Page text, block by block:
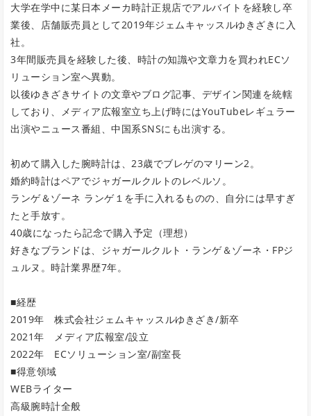
大学在学中に某日本メーカ時計正規店でアルバイトを経験し卒
業後、店舗販売員として2019年ジェムキャッスルゆきざきに入
社。
3年間販売員を経験した後、時計の知識や文章力を買われECソ
リューション室へ異動。
以後ゆきざきサイトの文章やブログ記事、デザイン関連を統轄
しており、メディア広報室立ち上げ時にはYouTubeレギュラー
出演やニュース番組、中国系SNSにも出演する。
初めて購入した腕時計は、23歳でブレゲのマリーン2。
婚約時計はペアでジャガールクルトのレベルソ。
ランゲ＆ゾーネ ランゲ１を手に入れるものの、自分には早すぎ
たと手放す。
40歳になったら記念で購入予定（理想）
好きなブランドは、ジャガールクルト・ランゲ＆ゾーネ・FPジ
ュルヌ。時計業界歴7年。
■経歴
2019年 株式会社ジェムキャッスルゆきざき/新卒
2021年 メディア広報室/設立
2022年 ECソリューション室/副室長
■得意領域
WEBライター
高級腕時計全般